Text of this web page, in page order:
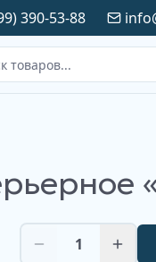
390-53-88
1